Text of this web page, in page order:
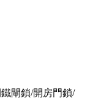
閘鎖/開房門鎖/